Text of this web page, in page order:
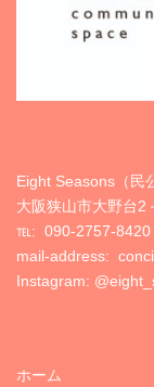
Eight Seasons（民
大阪狭山市大野台2
℡: 090-2757-8420
mail-address:
Instagram:
ホーム